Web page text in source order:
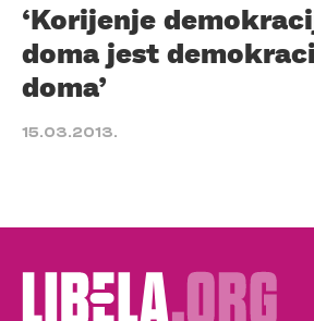
‘Korijenje
doma jest
doma’
15.03.2013.